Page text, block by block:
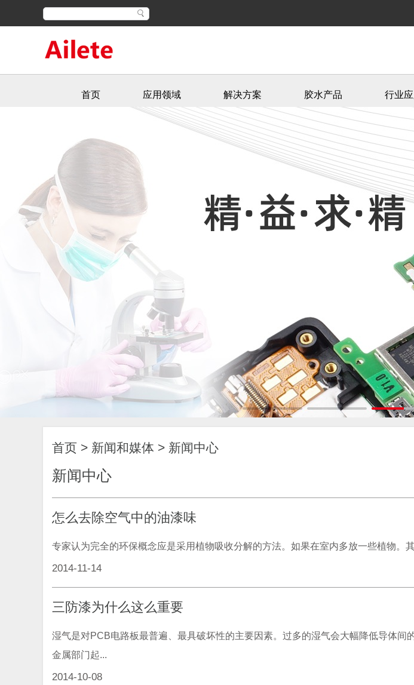
首页 应用领域 解决方案 胶水产品 行业应
首页 > 新闻和媒体 > 新闻中心
新闻中心
怎么去除空气中的油漆味
专家认为完全的环保概念应是采用植物吸收分解的方法。如果在室内多放一些植物。
2014-11-14
三防漆为什么这么重要
湿气是对PCB电路板最普遍、最具破坏性的主要因素。过多的湿气会大幅降低导体
金属部门起...
2014-10-08